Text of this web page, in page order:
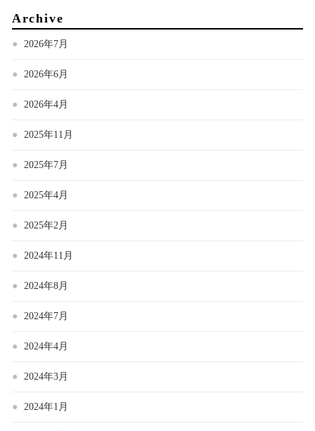
Archive
2026年7月
2026年6月
2026年4月
2025年11月
2025年7月
2025年4月
2025年2月
2024年11月
2024年8月
2024年7月
2024年4月
2024年3月
2024年1月